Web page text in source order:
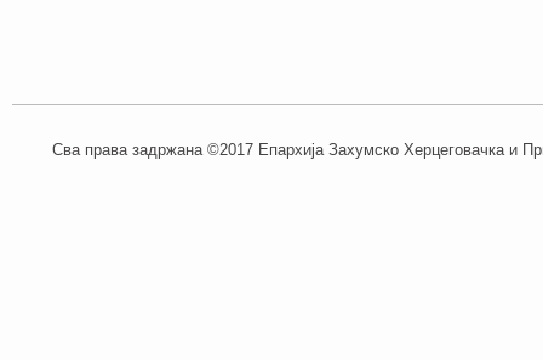
Сва права задржана ©2017 Епархија Захумско Херцеговачка и